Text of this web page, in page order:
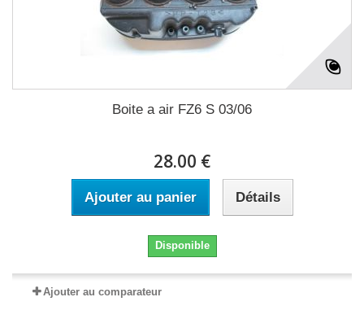
Boite a air FZ6 S 03/06
28.00 €
Ajouter au panier Détails
Disponible
Ajouter au comparateur